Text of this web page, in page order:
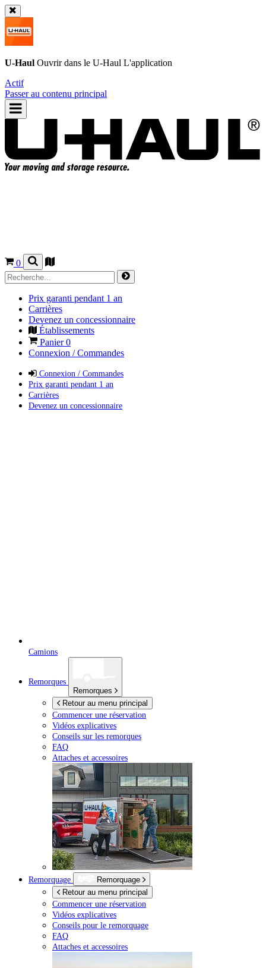
U-Haul Ouvrir dans le U-Haul L'application
Actif
Passer au contenu principal
0
Prix garanti pendant 1 an
Carrières
Devenez un concessionnaire
Établissements
Panier0
Connexion / Commandes
Connexion / Commandes
Prix garanti pendant 1 an
Carrières
Devenez un concessionnaire
Camions
Remorques
Remorques
Retour au menu principal
Commencer une réservation
Vidéos explicatives
Conseils sur les remorques
FAQ
Attaches et accessoires
Remorquage
Remorquage
Retour au menu principal
Commencer une réservation
Vidéos explicatives
Conseils pour le remorquage
FAQ
Attaches et accessoires